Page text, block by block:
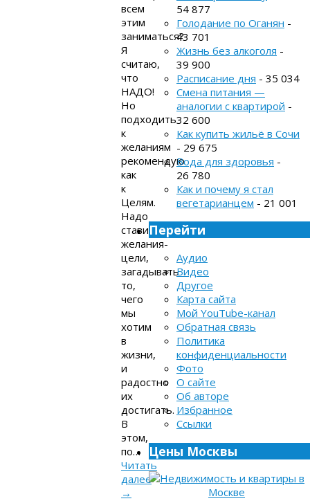
всем
этим
заниматься?
Я
считаю,
что
НАДО!
Но
подходить
к
желаниям
рекомендую
как
к
Целям.
Надо
ставить
желания-
цели,
загадывать
то,
чего
мы
хотим
в
жизни,
и
радостно
их
достигать.
В
этом,
по…
Читать
далее
→
54 877
Голодание по Оганян -
43 701
Жизнь без алкоголя -
39 900
Расписание дня - 35 034
Смена питания —
аналогии с квартирой -
32 600
Как купить жильё в Сочи
- 29 675
Вода для здоровья -
26 780
Как и почему я стал
вегетарианцем - 21 001
Перейти
Аудио
Видео
Другое
Карта сайта
Мой YouTube-канал
Обратная связь
Политика
конфиденциальности
Фото
О сайте
Об авторе
Избранное
Ссылки
Цены Москвы